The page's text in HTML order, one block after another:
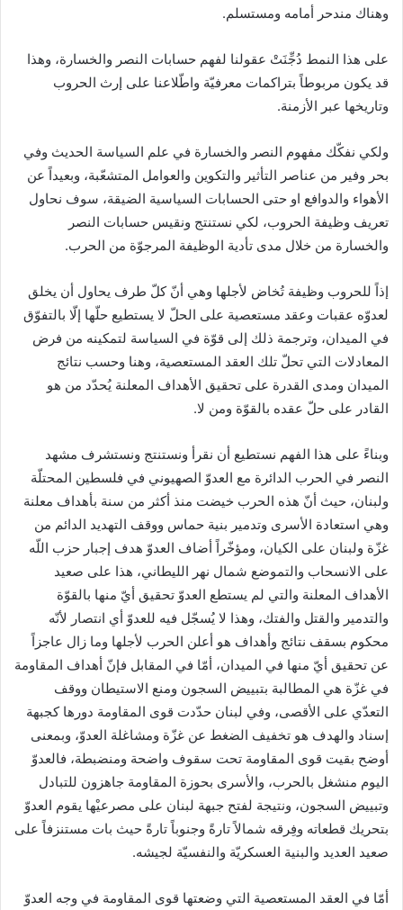
وهناك مندحر أمامه ومستسلم.
على هذا النمط دُجِّنَتْ عقولنا لفهم حسابات النصر والخسارة، وهذا
قد يكون مربوطاً بتراكمات معرفيّة واطّلاعنا على إرث الحروب
وتاريخها عبر الأزمنة.
ولكي نفكّك مفهوم النصر والخسارة في علم السياسة الحديث وفي
بحر وفير من عناصر التأثير والتكوين والعوامل المتشعّبة، وبعيداً عن
الأهواء والدوافع او حتى الحسابات السياسية الضيقة، سوف نحاول
تعريف وظيفة الحروب، لكي نستنتج ونقيس حسابات النصر
والخسارة من خلال مدى تأدية الوظيفة المرجوّة من الحرب.
إذاً للحروب وظيفة تُخاض لأجلها وهي أنّ كلّ طرف يحاول أن يخلق
لعدوّه عقبات وعقد مستعصية على الحلّ لا يستطيع حلّها إلّا بالتفوّق
في الميدان، وترجمة ذلك إلى قوّة في السياسة لتمكينه من فرض
المعادلات التي تحلّ تلك العقد المستعصية، وهنا وحسب نتائج
الميدان ومدى القدرة على تحقيق الأهداف المعلنة يُحدّد من هو
القادر على حلّ عقده بالقوّة ومن لا.
وبناءً على هذا الفهم نستطيع أن نقرأ ونستنتج ونستشرف مشهد
النصر في الحرب الدائرة مع العدوّ الصهيوني في فلسطين المحتلّة
ولبنان، حيث أنّ هذه الحرب خيضت منذ أكثر من سنة بأهداف معلنة
وهي استعادة الأسرى وتدمير بنية حماس ووقف التهديد الدائم من
غزّة ولبنان على الكيان، ومؤخّراً أضاف العدوّ هدف إجبار حزب اللّه
على الانسحاب والتموضع شمال نهر الليطاني، هذا على صعيد
الأهداف المعلنة والتي لم يستطع العدوّ تحقيق أيّ منها بالقوّة
والتدمير والقتل والفتك، وهذا لا يُسجّل فيه للعدوّ أي انتصار لأنّه
محكوم بسقف نتائج وأهداف هو أعلن الحرب لأجلها وما زال عاجزاً
عن تحقيق أيّ منها في الميدان، أمّا في المقابل فإنّ أهداف المقاومة
في غزّة هي المطالبة بتبييض السجون ومنع الاستيطان ووقف
التعدّي على الأقصى، وفي لبنان حدّدت قوى المقاومة دورها كجبهة
إسناد والهدف هو تخفيف الضغط عن غزّة ومشاغلة العدوّ، وبمعنى
أوضح بقيت قوى المقاومة تحت سقوف واضحة ومنضبطة، فالعدوّ
اليوم منشغل بالحرب، والأسرى بحوزة المقاومة جاهزون للتبادل
وتبييض السجون، ونتيجة لفتح جبهة لبنان على مصرعيْها يقوم العدوّ
بتحريك قطعاته وفِرقه شمالاً تارةً وجنوباً تارةً حيث بات مستنزفاً على
صعيد العديد والبنية العسكريّة والنفسيّة لجيشه.
أمّا في العقد المستعصية التي وضعتها قوى المقاومة في وجه العدوّ